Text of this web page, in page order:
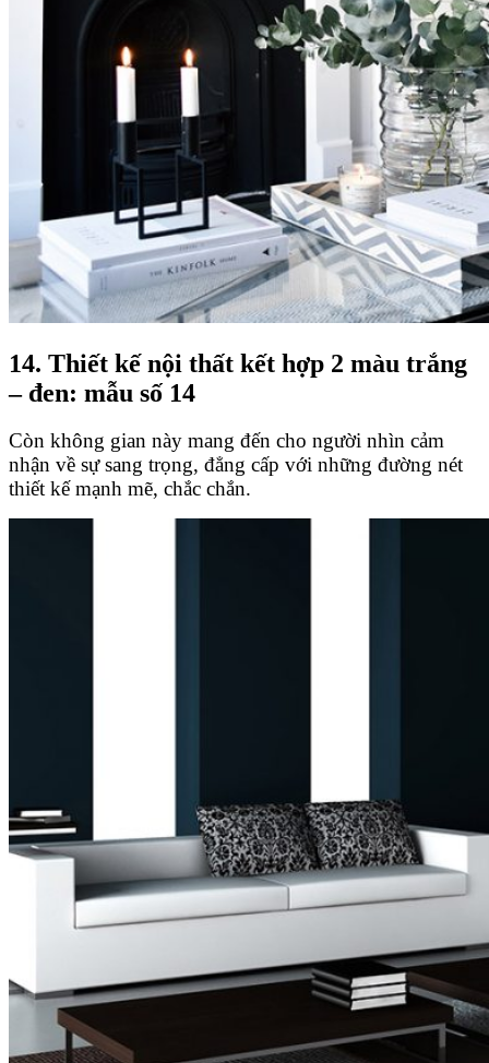
14. Thiết kế nội thất kết hợp 2 màu trắng
– đen: mẫu số 14
Còn không gian này mang đến cho người nhìn cảm
nhận về sự sang trọng, đẳng cấp với những đường nét
thiết kế mạnh mẽ, chắc chắn.